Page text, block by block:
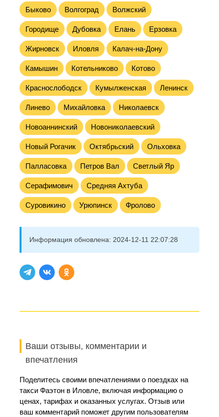
Быково Волгоград Волжский
Городище Дубовка Елань Ерзовка
Жирновск Иловля Калач-на-Дону
Камышин Котельниково Котово
Краснослободск Кумылженская Ленинск
Линево Михайловка Николаевск
Новоаннинский Новониколаевский
Новый Рогачик Октябрьский Ольховка
Палласовка Петров Вал Светлый Яр
Серафимович Средняя Ахтуба
Суровикино Урюпинск Фролово
Информация обновлена: 2024-12-11 22:07:28
Ваши отзывы, комментарии и
впечатления
Поделитесь своими впечатлениями о поездках на
такси Фаэтон в Иловле, включая информацию о
ценах, тарифах и оказанных услугах. Отзыв или
ваш комментарий поможет другим пользователям